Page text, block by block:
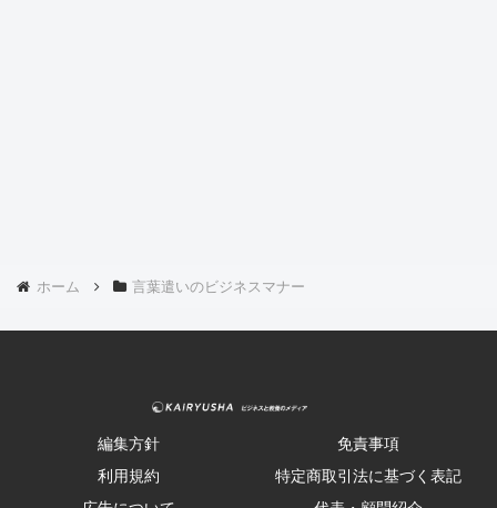
ホーム 言葉遣いのビジネスマナー
編集方針
免責事項
利用規約
特定商取引法に基づく表記